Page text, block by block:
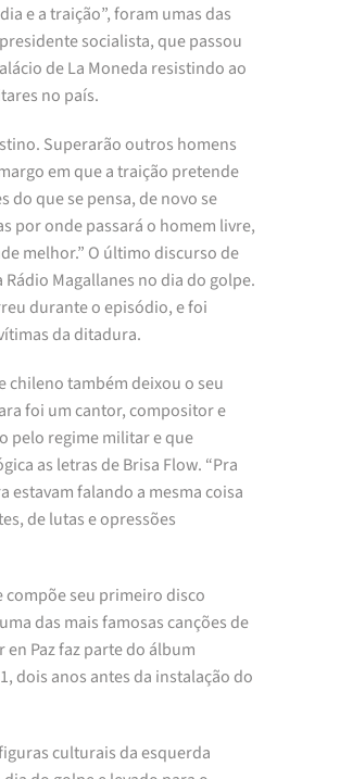
e a traição”, foram umas das
socialista, que passou
de La Moneda resistindo ao
no país.
Superarão outros homens
em que a traição pretende
do que se pensa, de novo se
por onde passará o homem livre,
melhor.” O último discurso de
Magallanes no dia do golpe.
durante o episódio, e foi
da ditadura.
chileno também deixou o seu
foi um cantor, compositor e
pelo regime militar e que
as letras de Brisa Flow. “Pra
estavam falando a mesma coisa
de lutas e opressões
compõe seu primeiro disco
das mais famosas canções de
en Paz faz parte do álbum
dois anos antes da instalação do
culturais da esquerda